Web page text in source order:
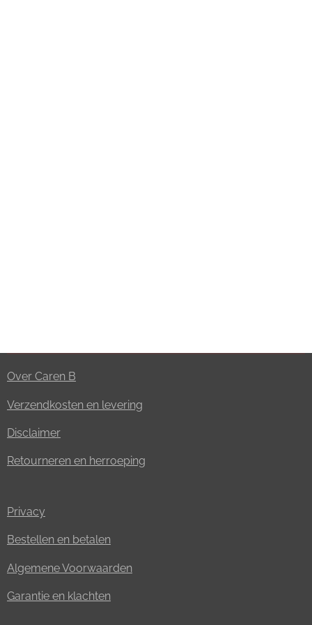
Over Caren B
Verzendkosten en levering
Disclaimer
Retourneren en herroeping
Privacy
Bestellen en betalen
Algemene Voorwaarden
Garantie en klachten